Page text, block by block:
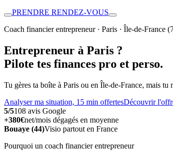
PRENDRE RENDEZ-VOUS
Coach financier entrepreneur · Paris · Île-de-France
Entrepreneur à Paris ?
Pilote tes finances pro et perso.
Tu gères ta boîte à Paris ou en Île-de-France, mais
Analyser ma situation, 15 min offertesDécouvrir
5/5108 avis Google
+380€net/mois dégagés en moyenne
Bouaye (44)Visio partout en France
Pourquoi un coach financier entrepreneur